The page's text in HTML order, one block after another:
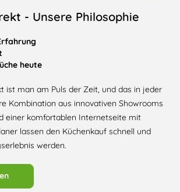
- Unsere Philosophie
heute
ist man am Puls der Zeit, und das in jeder
Kombination aus innovativen Showrooms
einer komfortablen Internetseite mit
lassen den Küchenkauf schnell und
werden.